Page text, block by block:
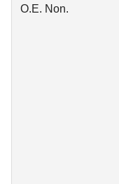
O.E. Non.